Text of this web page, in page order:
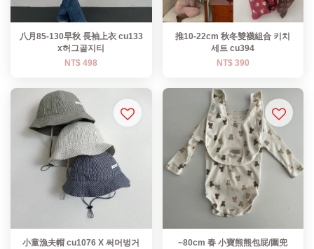
八月85-130早秋 長袖上衣 cu133
x허그골지티
NT$ 498
推10-22cm 秋冬雙襪組合 키치
세트 cu394
NT$ 390
小童漁夫帽 cu1076 X 써머벙거
~80cm 春 小寶熊熊包屁/圍兜